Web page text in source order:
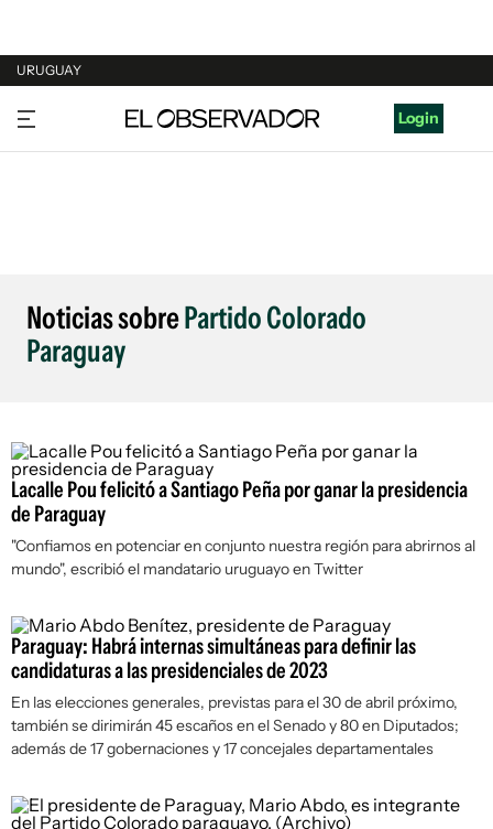
URUGUAY
URUGUAY
ARGENTINA
Login
Noticias sobrePartido Colorado
Paraguay
Lacalle Pou felicitó a Santiago Peña por ganar la presidencia
de Paraguay
"Confiamos en potenciar en conjunto nuestra región para abrirnos al
mundo", escribió el mandatario uruguayo en Twitter
Paraguay: Habrá internas simultáneas para definir las
candidaturas a las presidenciales de 2023
En las elecciones generales, previstas para el 30 de abril próximo,
también se dirimirán 45 escaños en el Senado y 80 en Diputados;
además de 17 gobernaciones y 17 concejales departamentales